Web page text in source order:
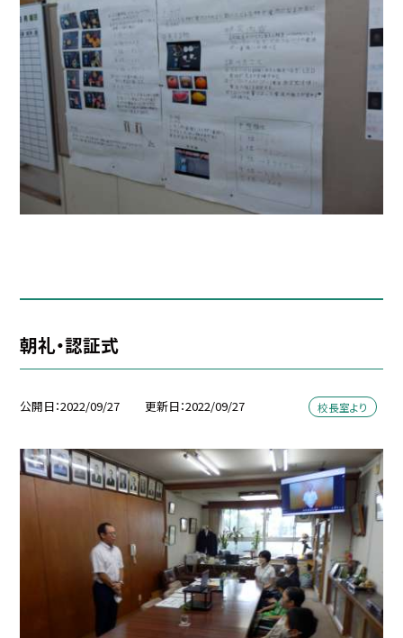
朝礼・認証式
公開日 2022/09/27 更新日 2022/09/27 校長室より